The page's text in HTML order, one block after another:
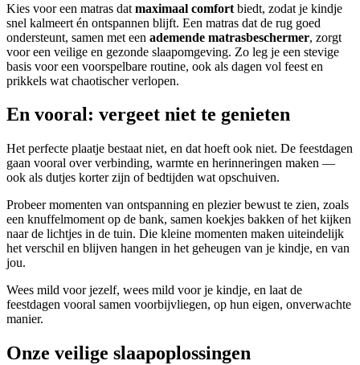
Kies voor een matras dat maximaal comfort biedt, zodat je kindje
snel kalmeert én ontspannen blijft. Een matras dat de rug goed
ondersteunt, samen met een ademende matrasbeschermer, zorgt
voor een veilige en gezonde slaapomgeving. Zo leg je een stevige
basis voor een voorspelbare routine, ook als dagen vol feest en
prikkels wat chaotischer verlopen.
En vooral: vergeet niet te genieten
Het perfecte plaatje bestaat niet, en dat hoeft ook niet. De feestdagen
gaan vooral over verbinding, warmte en herinneringen maken —
ook als dutjes korter zijn of bedtijden wat opschuiven.
Probeer momenten van ontspanning en plezier bewust te zien, zoals
een knuffelmoment op de bank, samen koekjes bakken of het kijken
naar de lichtjes in de tuin. Die kleine momenten maken uiteindelijk
het verschil en blijven hangen in het geheugen van je kindje, en van
jou.
Wees mild voor jezelf, wees mild voor je kindje, en laat de
feestdagen vooral samen voorbijvliegen, op hun eigen, onverwachte
manier.
Onze veilige slaapoplossingen